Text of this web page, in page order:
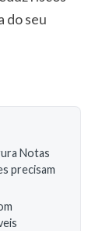
do seu
Notas
precisam